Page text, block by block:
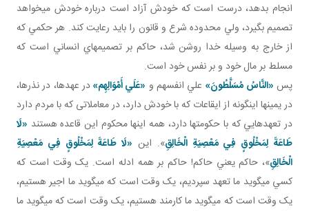
انجام بدهد، درست است که خودش آزاد است درباره خودش مي خواهد
تصميم بگيرد، ولي محدوده شرع و قانون را بايد رعايت کند. هر حکمي که
از خارج به وسيله خدا روشن شد، حاکم بر تصميم هاي انساني است که
مسلط بر مال خود و بر نفس خود است.
پس «النَّاسُ‏ مُسَلَّطُونَ‏» علي انفسهم و «عَلَي أَمْوَالِهِم»در عهدها، در نذرها،
در يمين ها اين گونه از ايقاعات که با خودش دارد، در معاملاتی که با مردم دارد
در تعهدهايي که با حکومت ها دارد، همه اينها محکوم اين قاعده هستند «لَا
طَاعَةَ لِمَخْلُوقٍ فِي مَعْصِيَةِ الْخَالِقِ‏». اين «لَا طَاعَةَ لِمَخْلُوقٍ فِي مَعْصِيَةِ
الْخَالِقِ‏»، حاکم يعني حاکم! حاکم بر همه ادله است. يک وقت است که
کسي مي گويد ما تعهد سپرديم، يک وقت است که مي گويد ما اجير هستيم،
يک وقت است که مي گويد ما کارمند هستيم، يک وقت است که مي گويد ما